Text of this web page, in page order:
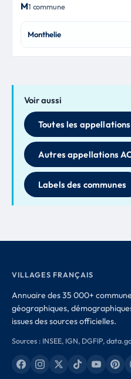
M1 commune
Monthelie
Voir aussi
Toutes les appellations
Autres appellations
Labels des communes
VILLAGES FRANÇAIS
Annuaire des 35 000+
géographiques,
issues des sources officielles.
Sources : INSEE, IGN, DGFIP,